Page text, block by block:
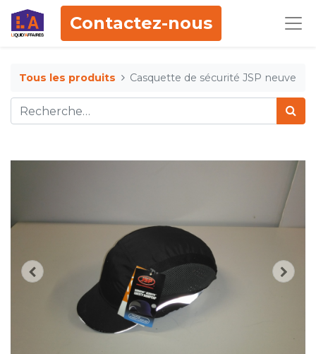
Contactez-nous
Tous les produits Casquette de sécurité JSP neuve